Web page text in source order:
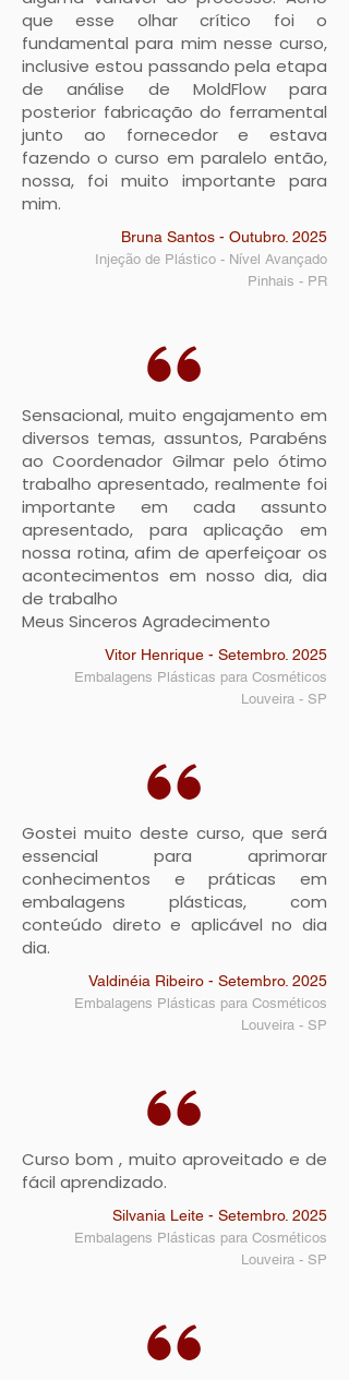
que esse olhar crítico foi o
fundamental para mim nesse curso,
inclusive estou passando pela etapa
de análise de MoldFlow para
posterior fabricação do ferramental
junto ao fornecedor e estava
fazendo o curso em paralelo então,
nossa, foi muito importante para
mim.
Bruna Santos - Outubro. 2025
Injeção de Plástico - Nível Avançado
Pinhais - PR
Sensacional, muito engajamento em
diversos temas, assuntos, Parabéns
ao Coordenador Gilmar pelo ótimo
trabalho apresentado, realmente foi
importante em cada assunto
apresentado, para aplicação em
nossa rotina, afim de aperfeiçoar os
acontecimentos em nosso dia, dia
de trabalho
Meus Sinceros Agradecimento
Vitor Henrique - Setembro. 2025
Embalagens Plásticas para Cosméticos
Louveira - SP
Gostei muito deste curso, que será
essencial para aprimorar
conhecimentos e práticas em
embalagens plásticas, com
conteúdo direto e aplicável no dia
dia.
Valdinéia Ribeiro - Setembro. 2025
Embalagens Plásticas para Cosméticos
Louveira - SP
Curso bom , muito aproveitado e de
fácil aprendizado.
Silvania Leite - Setembro. 2025
Embalagens Plásticas para Cosméticos
Louveira - SP